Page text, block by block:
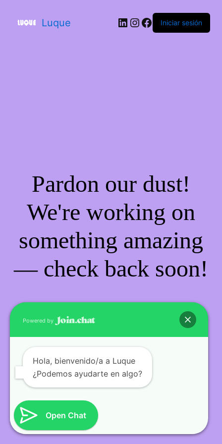
Luque Iniciar sesión
Pardon our dust!
We're working on
something amazing
— check back soon!
Powered by
Hola, bienvenido/a a Luque
¿Podemos ayudarte en algo?
Open Chat